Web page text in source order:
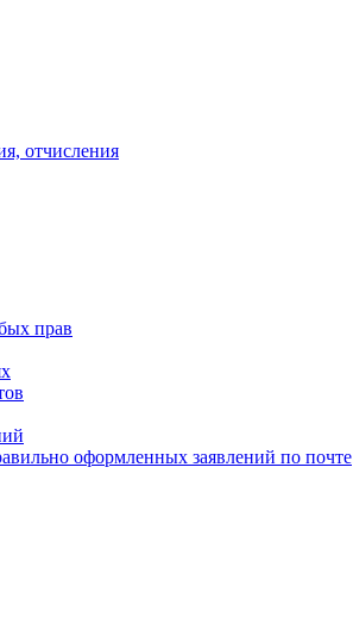
отчисления
прав
оформленных заявлений по почте